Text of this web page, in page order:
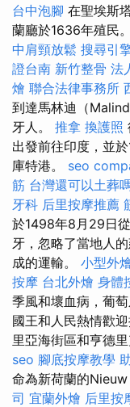
台中泡腳 在聖埃斯
蘭廳於1636年殖民
中肩頸放鬆 搜尋引
證台南 新竹整骨 法
燴 聯合法律事務所
到達馬林迪（
牙人。 推拿 換護照
出發前往印度，並
庫特港。 seo
筋 台灣還可以土葬
牙科 后里按摩推薦
於1498年8月29日
牙，忽略了當地人
成的運輸。 小型外
按摩 台北外燴 身體
季風和壞血病，葡
國王和人民熱情歡
里亞海街區和亨德
seo 腳底按摩教學
命為新荷蘭的Nieuw
司 宜蘭外燴 后里按